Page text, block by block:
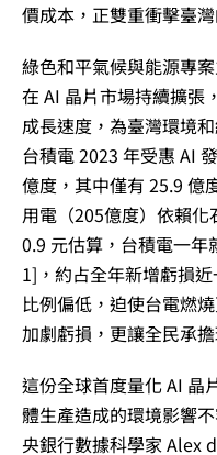
價成本，正雙重衝擊臺
綠色和平氣候與能源專
在 AI 晶片市場持續擴張
成長速度，為臺灣環境
台積電 2023 年受惠 AI
億度，其中僅有 25.9 億
用電（205億度）依賴
0.9 元估算，台積電一
1]，約占全年新增虧損
比例偏低，迫使台電燃
加劇虧損，更讓全民承
這份全球首度量化 AI 晶
體生產造成的環境影響
央銀行數據科學家 Alex